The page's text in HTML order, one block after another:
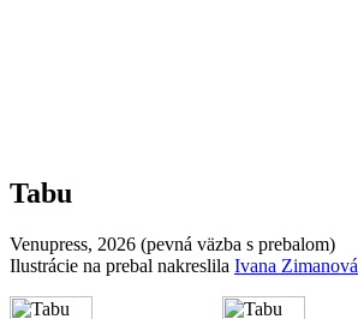
Tabu
Venupress, 2026 (pevná väzba s prebalom)
Ilustrácie na prebal nakreslila Ivana Zimanová